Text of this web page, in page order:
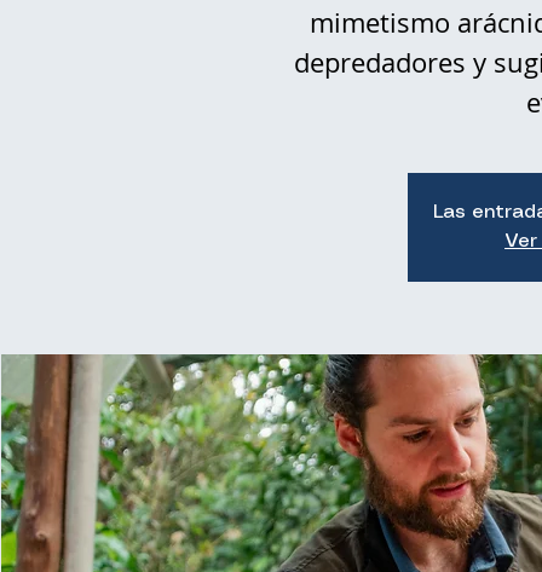
mimetismo
depredadores y
Las